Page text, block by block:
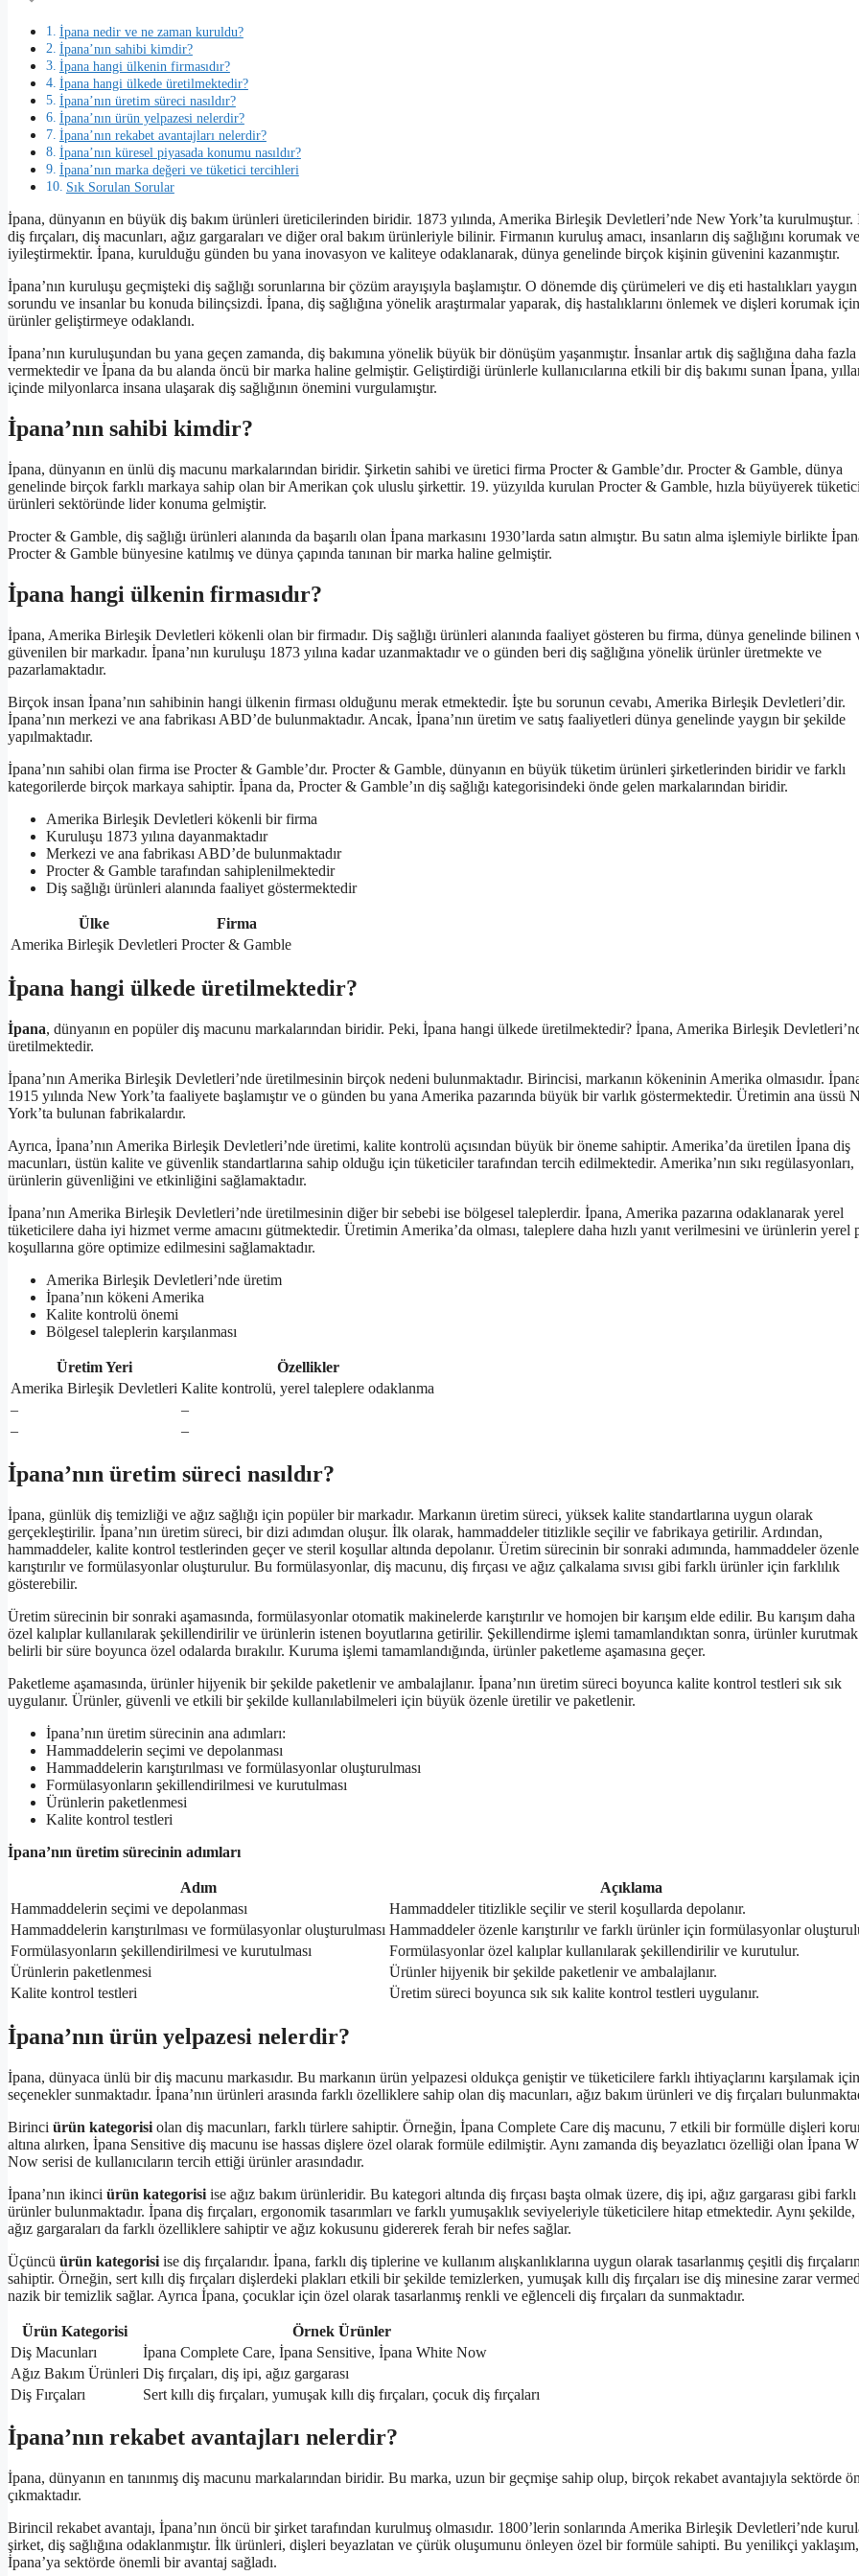
İpana nedir ve ne zaman kuruldu?
İpana’nın sahibi kimdir?
İpana hangi ülkenin firmasıdır?
İpana hangi ülkede üretilmektedir?
İpana’nın üretim süreci nasıldır?
İpana’nın ürün yelpazesi nelerdir?
İpana’nın rekabet avantajları nelerdir?
İpana’nın küresel piyasada konumu nasıldır?
İpana’nın marka değeri ve tüketici tercihleri
Sık Sorulan Sorular
İpana, dünyanın en büyük diş bakım ürünleri üreticilerinden biridir. 1873 yılında, Amerika Birleşik Devletleri’nde New York’ta kurulmuştur.
diş fırçaları, diş macunları, ağız gargaraları ve diğer oral bakım ürünleriyle bilinir. Firmanın kuruluş amacı, insanların diş sağlığını korumak ve
iyileştirmektir. İpana, kurulduğu günden bu yana inovasyon ve kaliteye odaklanarak, dünya genelinde birçok kişinin güvenini kazanmıştır.
İpana’nın kuruluşu geçmişteki diş sağlığı sorunlarına bir çözüm arayışıyla başlamıştır. O dönemde diş çürümeleri ve diş eti hastalıkları
sorundu ve insanlar bu konuda bilinçsizdi. İpana, diş sağlığına yönelik araştırmalar yaparak, diş hastalıklarını önlemek ve dişleri korumak
ürünler geliştirmeye odaklandı.
İpana’nın kuruluşundan bu yana geçen zamanda, diş bakımına yönelik büyük bir dönüşüm yaşanmıştır. İnsanlar artık diş sağlığına daha
vermektedir ve İpana da bu alanda öncü bir marka haline gelmiştir. Geliştirdiği ürünlerle kullanıcılarına etkili bir diş bakımı sunan İpana,
içinde milyonlarca insana ulaşarak diş sağlığının önemini vurgulamıştır.
İpana’nın sahibi kimdir?
İpana, dünyanın en ünlü diş macunu markalarından biridir. Şirketin sahibi ve üretici firma Procter & Gamble’dır. Procter & Gamble, dünya
genelinde birçok farklı markaya sahip olan bir Amerikan çok uluslu şirkettir. 19. yüzyılda kurulan Procter & Gamble, hızla büyüyerek tüketici
ürünleri sektöründe lider konuma gelmiştir.
Procter & Gamble, diş sağlığı ürünleri alanında da başarılı olan İpana markasını 1930’larda satın almıştır. Bu satın alma işlemiyle birlikte
Procter & Gamble bünyesine katılmış ve dünya çapında tanınan bir marka haline gelmiştir.
İpana hangi ülkenin firmasıdır?
İpana, Amerika Birleşik Devletleri kökenli olan bir firmadır. Diş sağlığı ürünleri alanında faaliyet gösteren bu firma, dünya genelinde bilinen
güvenilen bir markadır. İpana’nın kuruluşu 1873 yılına kadar uzanmaktadır ve o günden beri diş sağlığına yönelik ürünler üretmekte ve
pazarlamaktadır.
Birçok insan İpana’nın sahibinin hangi ülkenin firması olduğunu merak etmektedir. İşte bu sorunun cevabı, Amerika Birleşik Devletleri’dir.
İpana’nın merkezi ve ana fabrikası ABD’de bulunmaktadır. Ancak, İpana’nın üretim ve satış faaliyetleri dünya genelinde yaygın bir şekilde
yapılmaktadır.
İpana’nın sahibi olan firma ise Procter & Gamble’dır. Procter & Gamble, dünyanın en büyük tüketim ürünleri şirketlerinden biridir ve farklı
kategorilerde birçok markaya sahiptir. İpana da, Procter & Gamble’ın diş sağlığı kategorisindeki önde gelen markalarından biridir.
Amerika Birleşik Devletleri kökenli bir firma
Kuruluşu 1873 yılına dayanmaktadır
Merkezi ve ana fabrikası ABD’de bulunmaktadır
Procter & Gamble tarafından sahiplenilmektedir
Diş sağlığı ürünleri alanında faaliyet göstermektedir
Ülke
Firma
Amerika Birleşik Devletleri Procter & Gamble
İpana hangi ülkede üretilmektedir?
İpana, dünyanın en popüler diş macunu markalarından biridir. Peki, İpana hangi ülkede üretilmektedir? İpana, Amerika Birleşik
üretilmektedir.
İpana’nın Amerika Birleşik Devletleri’nde üretilmesinin birçok nedeni bulunmaktadır. Birincisi, markanın kökeninin Amerika olmasıdır.
1915 yılında New York’ta faaliyete başlamıştır ve o günden bu yana Amerika pazarında büyük bir varlık göstermektedir. Üretimin ana üssü
York’ta bulunan fabrikalardır.
Ayrıca, İpana’nın Amerika Birleşik Devletleri’nde üretimi, kalite kontrolü açısından büyük bir öneme sahiptir. Amerika’da üretilen İpana diş
macunları, üstün kalite ve güvenlik standartlarına sahip olduğu için tüketiciler tarafından tercih edilmektedir. Amerika’nın sıkı regülasyonları,
ürünlerin güvenliğini ve etkinliğini sağlamaktadır.
İpana’nın Amerika Birleşik Devletleri’nde üretilmesinin diğer bir sebebi ise bölgesel taleplerdir. İpana, Amerika pazarına odaklanarak yerel
tüketicilere daha iyi hizmet verme amacını gütmektedir. Üretimin Amerika’da olması, taleplere daha hızlı yanıt verilmesini ve ürünlerin yerel
koşullarına göre optimize edilmesini sağlamaktadır.
Amerika Birleşik Devletleri’nde üretim
İpana’nın kökeni Amerika
Kalite kontrolü önemi
Bölgesel taleplerin karşılanması
Üretim Yeri
Özellikler
Amerika Birleşik Devletleri Kalite kontrolü, yerel taleplere odaklanma
–
–
–
–
İpana’nın üretim süreci nasıldır?
İpana, günlük diş temizliği ve ağız sağlığı için popüler bir markadır. Markanın üretim süreci, yüksek kalite standartlarına uygun olarak
gerçekleştirilir. İpana’nın üretim süreci, bir dizi adımdan oluşur. İlk olarak, hammaddeler titizlikle seçilir ve fabrikaya getirilir. Ardından,
hammaddeler, kalite kontrol testlerinden geçer ve steril koşullar altında depolanır. Üretim sürecinin bir sonraki adımında, hammaddeler özenle
karıştırılır ve formülasyonlar oluşturulur. Bu formülasyonlar, diş macunu, diş fırçası ve ağız çalkalama sıvısı gibi farklı ürünler için farklılık
gösterebilir.
Üretim sürecinin bir sonraki aşamasında, formülasyonlar otomatik makinelerde karıştırılır ve homojen bir karışım elde edilir. Bu karışım daha
özel kalıplar kullanılarak şekillendirilir ve ürünlerin istenen boyutlarına getirilir. Şekillendirme işlemi tamamlandıktan sonra, ürünler
belirli bir süre boyunca özel odalarda bırakılır. Kuruma işlemi tamamlandığında, ürünler paketleme aşamasına geçer.
Paketleme aşamasında, ürünler hijyenik bir şekilde paketlenir ve ambalajlanır. İpana’nın üretim süreci boyunca kalite kontrol testleri sık sık
uygulanır. Ürünler, güvenli ve etkili bir şekilde kullanılabilmeleri için büyük özenle üretilir ve paketlenir.
İpana’nın üretim sürecinin ana adımları:
Hammaddelerin seçimi ve depolanması
Hammaddelerin karıştırılması ve formülasyonlar oluşturulması
Formülasyonların şekillendirilmesi ve kurutulması
Ürünlerin paketlenmesi
Kalite kontrol testleri
İpana’nın üretim sürecinin adımları
Adım
Açıklama
Hammaddelerin seçimi ve depolanması
Hammaddeler titizlikle seçilir ve steril koşullarda depolanır.
Hammaddelerin karıştırılması ve formülasyonlar oluşturulması Hammaddeler özenle karıştırılır ve farklı ürünler için formülasyonlar
Formülasyonların şekillendirilmesi ve kurutulması
Formülasyonlar özel kalıplar kullanılarak şekillendirilir ve kurutulur.
Ürünlerin paketlenmesi
Ürünler hijyenik bir şekilde paketlenir ve ambalajlanır.
Kalite kontrol testleri
Üretim süreci boyunca sık sık kalite kontrol testleri uygulanır.
İpana’nın ürün yelpazesi nelerdir?
İpana, dünyaca ünlü bir diş macunu markasıdır. Bu markanın ürün yelpazesi oldukça geniştir ve tüketicilere farklı ihtiyaçlarını karşılamak
seçenekler sunmaktadır. İpana’nın ürünleri arasında farklı özelliklere sahip olan diş macunları, ağız bakım ürünleri ve diş fırçaları
Birinci ürün kategorisi olan diş macunları, farklı türlere sahiptir. Örneğin, İpana Complete Care diş macunu, 7 etkili bir formülle dişleri
altına alırken, İpana Sensitive diş macunu ise hassas dişlere özel olarak formüle edilmiştir. Aynı zamanda diş beyazlatıcı özelliği olan İpana
Now serisi de kullanıcıların tercih ettiği ürünler arasındadır.
İpana’nın ikinci ürün kategorisi ise ağız bakım ürünleridir. Bu kategori altında diş fırçası başta olmak üzere, diş ipi, ağız gargarası gibi farklı
ürünler bulunmaktadır. İpana diş fırçaları, ergonomik tasarımları ve farklı yumuşaklık seviyeleriyle tüketicilere hitap etmektedir. Aynı şekilde,
ağız gargaraları da farklı özelliklere sahiptir ve ağız kokusunu gidererek ferah bir nefes sağlar.
Üçüncü ürün kategorisi ise diş fırçalarıdır. İpana, farklı diş tiplerine ve kullanım alışkanlıklarına uygun olarak tasarlanmış çeşitli diş
sahiptir. Örneğin, sert kıllı diş fırçaları dişlerdeki plakları etkili bir şekilde temizlerken, yumuşak kıllı diş fırçaları ise diş minesine zarar
nazik bir temizlik sağlar. Ayrıca İpana, çocuklar için özel olarak tasarlanmış renkli ve eğlenceli diş fırçaları da sunmaktadır.
Ürün Kategorisi
Örnek Ürünler
Diş Macunları
İpana Complete Care, İpana Sensitive, İpana White Now
Ağız Bakım Ürünleri Diş fırçaları, diş ipi, ağız gargarası
Diş Fırçaları
Sert kıllı diş fırçaları, yumuşak kıllı diş fırçaları, çocuk diş fırçaları
İpana’nın rekabet avantajları nelerdir?
İpana, dünyanın en tanınmış diş macunu markalarından biridir. Bu marka, uzun bir geçmişe sahip olup, birçok rekabet avantajıyla sektörde
çıkmaktadır.
Birincil rekabet avantajı, İpana’nın öncü bir şirket tarafından kurulmuş olmasıdır. 1800’lerin sonlarında Amerika Birleşik Devletleri’nde
şirket, diş sağlığına odaklanmıştır. İlk ürünleri, dişleri beyazlatan ve çürük oluşumunu önleyen özel bir formüle sahipti. Bu yenilikçi yaklaşım,
İpana’ya sektörde önemli bir avantaj sağladı.